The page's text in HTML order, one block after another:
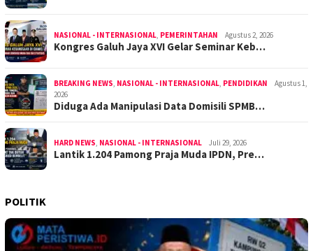
NASIONAL - INTERNASIONAL, PEMERINTAHAN Agustus 2, 2026
Kongres Galuh Jaya XVI Gelar Seminar Keb…
BREAKING NEWS, NASIONAL - INTERNASIONAL, PENDIDIKAN
Agustus 1,
2026
Diduga Ada Manipulasi Data Domisili SPMB…
HARD NEWS, NASIONAL - INTERNASIONAL Juli 29, 2026
Lantik 1.204 Pamong Praja Muda IPDN, Pre…
POLITIK